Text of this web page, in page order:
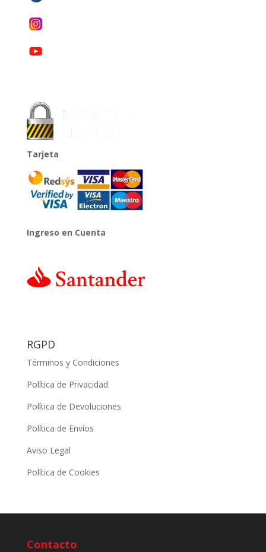
Tarjeta
Ingreso en Cuenta
RGPD
Términos y Condiciones
Política de Privacidad
Política de Devoluciones
Política de Envíos
Aviso Legal
Política de Cookies
Contacto